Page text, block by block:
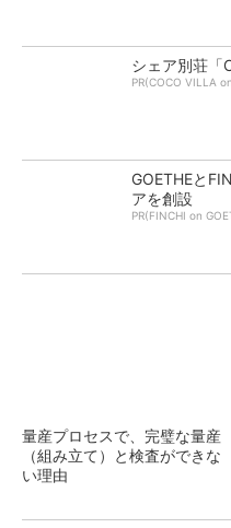
シェア別荘「
PR(COCO VILLA
GOETHEと
アを創設
PR(FINCHI on
量産プロセスで、完璧な量産
（組み立て）と検査ができな
い理由